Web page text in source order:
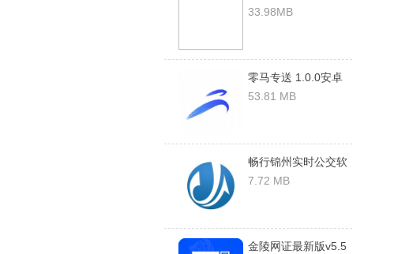
破解版
33.98MB
零马专送 1.0.0安卓
版
53.81 MB
畅行锦州实时公交软
件 1.0.1
7.72 MB
金陵网证最新版v5.5